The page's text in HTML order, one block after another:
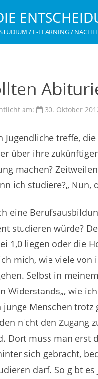
/ E-LEARNING /
am: 30. Oktober
Jugendliche treffe,
über ihre
machen?
ich studiere?„ Nun,
eine
studieren würde?
1,0 liegen oder die
mich, wie viele von
Selbst in
Widerstands„, wie
junge Menschen
nicht den Zugang
Dort muss man erst
sich gebracht,
darf. So gibt